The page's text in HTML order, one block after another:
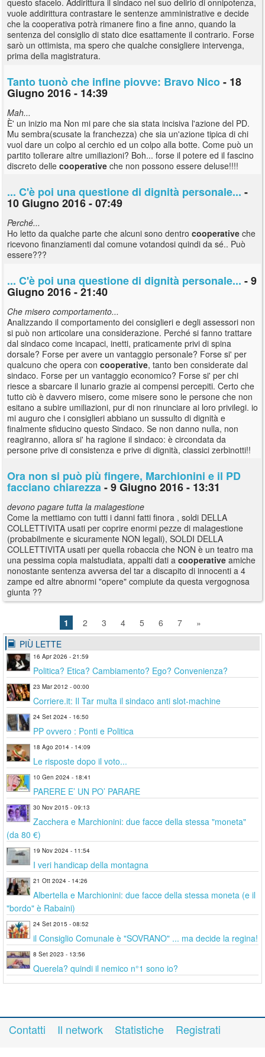
vuole addirittura contrastare le sentenze amministrative e decide
che la cooperativa potrà rimanere fino a fine anno, quando la
sentenza del consiglio di stato dice esattamente il contrario. Forse
sarò un ottimista, ma spero che qualche consigliere intervenga,
prima della magistratura.
Tanto tuonò che infine piovve: Bravo Nico- 18
Giugno 2016 - 14:39
Mah...
È' un inizio ma Non mi pare che sia stata incisiva l'azione del PD.
Mu sembra(scusate la franchezza) che sia un'azione tipica di chi
vuol dare un colpo al cerchio ed un colpo alla botte. Come può un
partito tollerare altre umiliazioni? Boh... forse il potere ed il fascino
discreto delle cooperative che non possono essere deluse!!!!
... C'è poi una questione di dignità personale... -
10 Giugno 2016 - 07:49
Perché...
Ho letto da qualche parte che alcuni sono dentro cooperative che
ricevono finanziamenti dal comune votandosi quindi da sé.. Può
essere???
... C'è poi una questione di dignità personale... - 9
Giugno 2016 - 21:40
Che misero comportamento...
Analizzando il comportamento dei consiglieri e degli assessori non
si può non articolare una considerazione. Perché si fanno trattare
dal sindaco come incapaci, inetti, praticamente privi di spina
dorsale? Forse per avere un vantaggio personale? Forse si' per
qualcuno che opera con cooperative, tanto ben considerate dal
sindaco. Forse per un vantaggio economico? Forse si' per chi
riesce a sbarcare il lunario grazie ai compensi percepiti. Certo che
tutto ciò è davvero misero, come misere sono le persone che non
esitano a subire umiliazioni, pur di non rinunciare ai loro privilegi. io
mi auguro che i consiglieri abbiano un sussulto di dignità e
finalmente sfiducino questo Sindaco. Se non danno nulla, non
reagiranno, allora si' ha ragione il sindaco: è circondata da
persone prive di consistenza e prive di dignità, classici zerbinotti!!
Ora non si può più fingere, Marchionini e il PD
facciano chiarezza- 9 Giugno 2016 - 13:31
devono pagare tutta la malagestione
Come la mettiamo con tutti i danni fatti finora , soldi DELLA
COLLETTIVITA usati per coprire enormi pezze di malagestione
(probabilmente e sicuramente NON legali), SOLDI DELLA
COLLETTIVITA usati per quella robaccia che NON è un teatro ma
una pessima copia malstudiata, appalti dati a cooperative amiche
nonostante sentenza avversa del tar a discapito di innocenti a 4
zampe ed altre abnormi "opere" compiute da questa vergognosa
giunta ??
1 2 3 4 5 6 7
»
PIÙ LETTE
16 Apr 2026 - 21:59
Politica? Etica? Cambiamento? Ego? Convenienza?
23 Mar 2012 - 00:00
Corriere.it: Il Tar multa il sindaco anti slot-machine
24 Set 2024 - 16:50
PP ovvero : Ponti e Politica
18 Ago 2014 - 14:09
Le risposte dopo il voto...
10 Gen 2024 - 18:41
PARERE E’ UN PO’ PARARE
30 Nov 2015 - 09:13
Zacchera e Marchionini: due facce della stessa "moneta"
(da 80 €)
19 Nov 2024 - 11:54
I veri handicap della montagna
21 Ott 2024 - 14:26
Albertella e Marchionini: due facce della stessa moneta (e il
"bordo" è Rabaini)
24 Set 2015 - 08:52
il Consiglio Comunale è "SOVRANO" ... ma decide la regina!
8 Set 2023 - 13:56
Querela? quindi il nemico n°1 sono io?
Contatti Il network Statistiche
Registrati